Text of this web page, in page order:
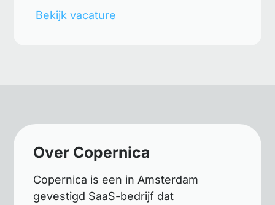
Bekijk vacature
Over Copernica
Copernica is een in Amsterdam
gevestigd SaaS-bedrijf dat